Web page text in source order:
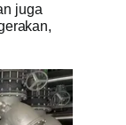
juga